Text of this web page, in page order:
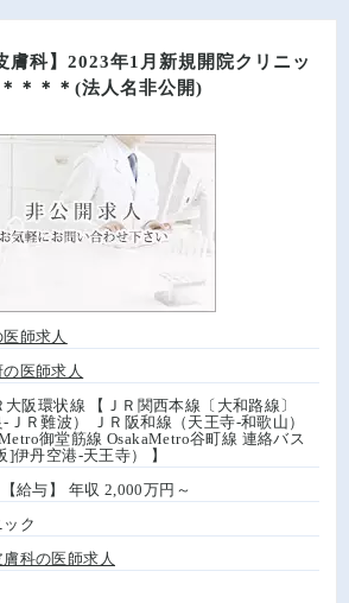
膚科】2023年1月新規開院クリニッ
＊＊＊(法人名非公開)
師求人
医師求人
大阪環状線 【ＪＲ関西本線〔大和路線〕
-ＪＲ難波） ＪＲ阪和線（天王寺-和歌山）
御堂筋線 OsakaMetro谷町線 連絡バス
]伊丹空港-天王寺） 】
給与】 年収 2,000万円～
ク
科の医師求人